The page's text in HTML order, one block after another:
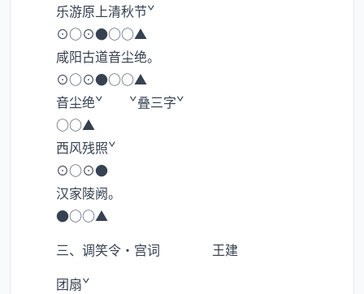
乐游原上清秋节ˇ
⊙○⊙●○○▲
咸阳古道音尘绝。
⊙○⊙●○○▲
音尘绝ˇ ˇ叠三字ˇ
○○▲
西风残照ˇ
⊙○⊙●
汉家陵阙。
●○○▲
三、调笑令·宫词 王建
团扇ˇ